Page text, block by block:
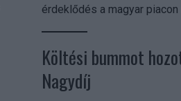
érdeklődés a magyar
Költési bummot
Nagydíj